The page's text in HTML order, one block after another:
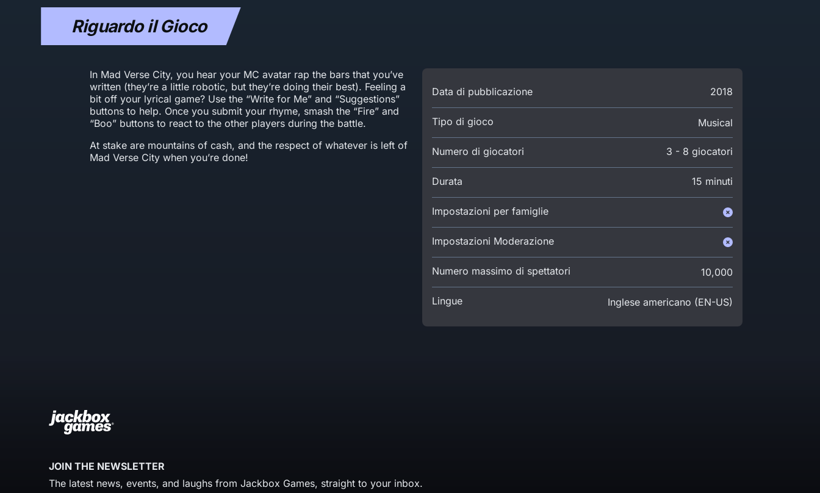
Riguardo il Gioco
In Mad Verse City, you hear your MC avatar rap the bars that you’ve
written (they’re a little robotic, but they’re doing their best). Feeling a
bit off your lyrical game? Use the “Write for Me” and “Suggestions”
buttons to help. Once you submit your rhyme, smash the “Fire” and
“Boo” buttons to react to the other players during the battle.
At stake are mountains of cash, and the respect of whatever is left of
Mad Verse City when you’re done!
Data di pubblicazione 2018
Tipo di gioco Musical
Numero di giocatori 3 - 8 giocatori
Durata 15 minuti
Impostazioni per famiglie
Impostazioni Moderazione
Numero massimo di spettatori 10,000
Lingue Inglese americano (EN-US)
JOIN THE NEWSLETTER
The latest news, events, and laughs from Jackbox Games, straight to your inbox.